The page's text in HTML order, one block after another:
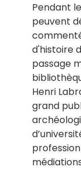
Pendant
peuvent
d'histoire
passage
Henri
grand